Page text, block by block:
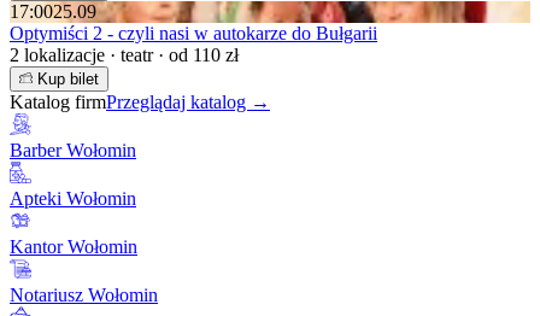
17:0025.09
Optymiści 2 - czyli nasi w autokarze do Bułgarii
2 lokalizacje · teatr · od 110 zł
Kup bilet
Katalog firmPrzeglądaj katalog →
Barber Wołomin
Apteki Wołomin
Kantor Wołomin
Notariusz Wołomin